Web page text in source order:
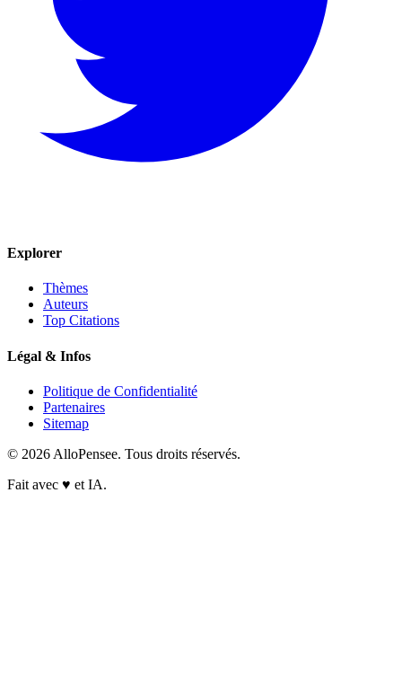
Explorer
Thèmes
Auteurs
Top Citations
Légal & Infos
Politique de Confidentialité
Partenaires
Sitemap
© 2026 AlloPensee. Tous droits réservés.
Fait avec ♥ et IA.